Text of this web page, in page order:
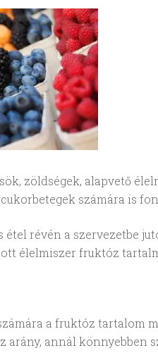
zöldségek, alapvető
számára is
étel révén a szervezetbe
élelmiszer fruktóz
a fruktóz tartalom
arány, annál könnyebben